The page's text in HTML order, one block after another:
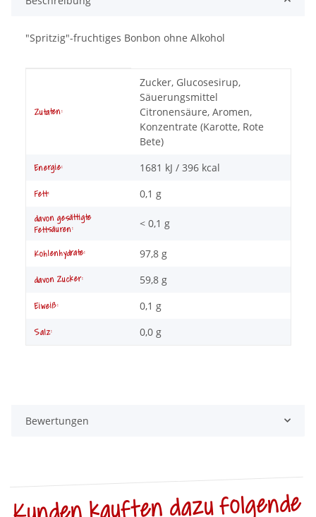
"Spritzig"-fruchtiges Bonbon ohne Alkohol
Zutaten:
Zucker, Glucosesirup,
Säuerungsmittel
Citronensäure, Aromen,
Konzentrate (Karotte, Rote
Bete)
Energie: 1681 kJ / 396 kcal
Fett: 0,1 g
davon gesättigte
Fettsäuren:
< 0,1 g
Kohlenhydrate: 97,8 g
davon Zucker: 59,8 g
Eiweiß: 0,1 g
Salz: 0,0 g
Bewertungen